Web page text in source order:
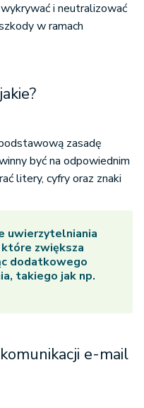
i neutralizować
w ramach
zasadę
być na odpowiednim
litery, cyfry oraz znaki
uwierzytelniania
zwiększa
dodatkowego
takiego jak np.
e-mail